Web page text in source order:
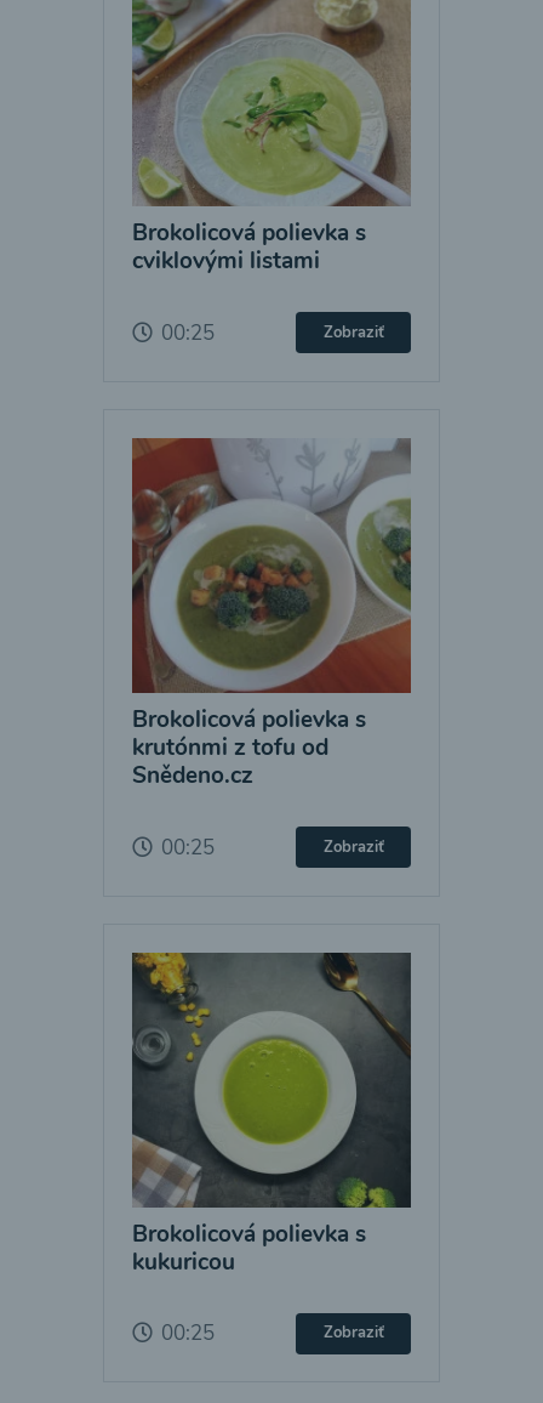
Brokolicová polievka s
cviklovými listami
00:25 Zobraziť
Brokolicová polievka s
krutónmi z tofu od
Snědeno.cz
00:25 Zobraziť
Brokolicová polievka s
kukuricou
00:25 Zobraziť